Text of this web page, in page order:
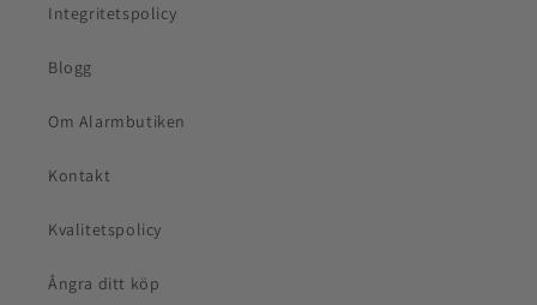
Integritetspolicy
Blogg
Om Alarmbutiken
Kontakt
Kvalitetspolicy
Ångra ditt köp